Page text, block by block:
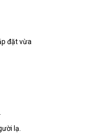
đặt vừa
lạ.